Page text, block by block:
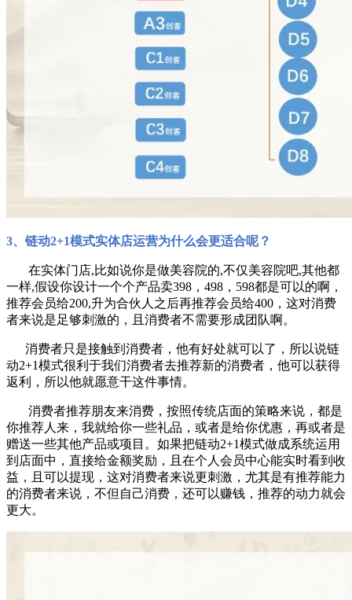
3、 链动2+1模式实体店运营为什么会更适合呢？
在实体门店,比如说你是做美容院的,不仅美容院吧,其他都
一样,假设你设计一个个产品卖398 ， 498 ， 598都是可以的啊，
推荐会员给200,升为合伙人之后再推荐会员给400 ，这对消费
者来说是足够刺激的，且消费者不需要形成团队啊。
消费者只是接触到消费者，他有好处就可以了，所以说链
动2+1模式很利于我们消费者去推荐新的消费者，他可以获得
返利，所以他就愿意干这件事情。
消费者推荐朋友来消费，按照传统店面的策略来说，都是
你推荐人来，我就给你一些礼品，或者是给你优惠，再或者是
赠送一些其他产品或项目。如果把链动2+1模式做成系统运用
到店面中，直接给金额奖励，且在个人会员中心能实时看到收
益，且可以提现，这对消费者来说更刺激，尤其是有推荐能力
的消费者来说，不但自己消费，还可以赚钱，推荐的动力就会
更大。